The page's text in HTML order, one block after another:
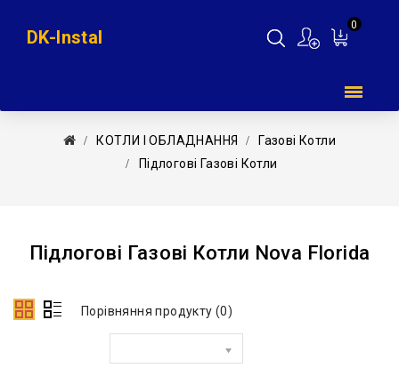
0
DK-Instal
КОТЛИ І ОБЛАДНАННЯ
Газові Котли
Підлогові Газові Котли
Підлогові Газові Котли Nova Florida
Порівняння продукту (0)